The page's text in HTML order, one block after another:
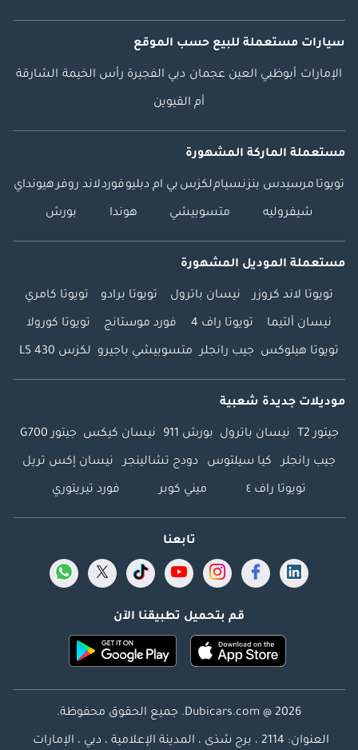
سيارات مستعملة للبيع حسب الموقع
الإمارات أبوظبي العين عجمان دبي الفجيرة رأس الخيمة الشارقة
أم القيوين
مستعملة الماركة المشهورة
تويوتا مرسيدس بنزنسياملكزس بي ام دبليوفوردلاند روفرهيونداي
شيفروليه متسوبيشي هوندا بورش
مستعملة الموديل المشهورة
تويوتا لاند كروزر نيسان باترول تويوتا برادو تويوتا كامري
نيسان ألتيما تويوتا راف 4 فورد موستانج تويوتا كورولا
تويوتا هيلوكس جيب رانجلر متسوبيشي باجيرو لكزس LS 430
موديلات جديدة شعبية
جيتور T2 نيسان باترول بورش 911 نيسان كيكس جيتور G700
جيب رانجلر كيا سيلتوس دودج تشالينجر نيسان إكس تريل
تويوتا راف ٤ ميني كوبر فورد تيريتوري
تابعنا
قم بتحميل تطبيقنا الآن
Dubicars.com @ 2026. جميع الحقوق محفوظة.
العنوان: 2114 ، برج شذى ، المدينة الإعلامية ، دبي ، الإمارات